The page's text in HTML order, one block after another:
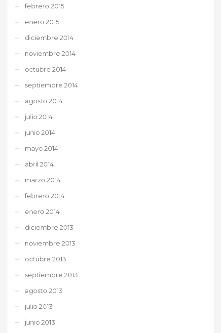
febrero 2015
enero 2015
diciembre 2014
noviembre 2014
octubre 2014
septiembre 2014
agosto 2014
julio 2014
junio 2014
mayo 2014
abril 2014
marzo 2014
febrero 2014
enero 2014
diciembre 2013
noviembre 2013
octubre 2013
septiembre 2013
agosto 2013
julio 2013
junio 2013